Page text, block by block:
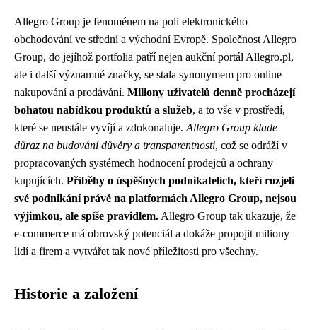
Allegro Group je fenoménem na poli elektronického
obchodování ve střední a východní Evropě. Společnost Allegro
Group, do jejíhož portfolia patří nejen aukční portál Allegro.pl,
ale i další významné značky, se stala synonymem pro online
nakupování a prodávání. Miliony uživatelů denně procházejí
bohatou nabídkou produktů a služeb, a to vše v prostředí,
které se neustále vyvíjí a zdokonaluje. Allegro Group klade
důraz na budování důvěry a transparentnosti, což se odráží v
propracovaných systémech hodnocení prodejců a ochrany
kupujících. Příběhy o úspěšných podnikatelích, kteří rozjeli
své podnikání právě na platformách Allegro Group, nejsou
výjimkou, ale spíše pravidlem. Allegro Group tak ukazuje, že
e-commerce má obrovský potenciál a dokáže propojit miliony
lidí a firem a vytvářet tak nové příležitosti pro všechny.
Historie a založení